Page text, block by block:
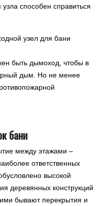
способен справиться
узел для бани
быть дымоход, чтобы в
дым. Но не менее
бани
между этажами –
ответственных
высокой
деревянных конструкций
бывают перекрытия и